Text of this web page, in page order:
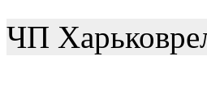
ЧП